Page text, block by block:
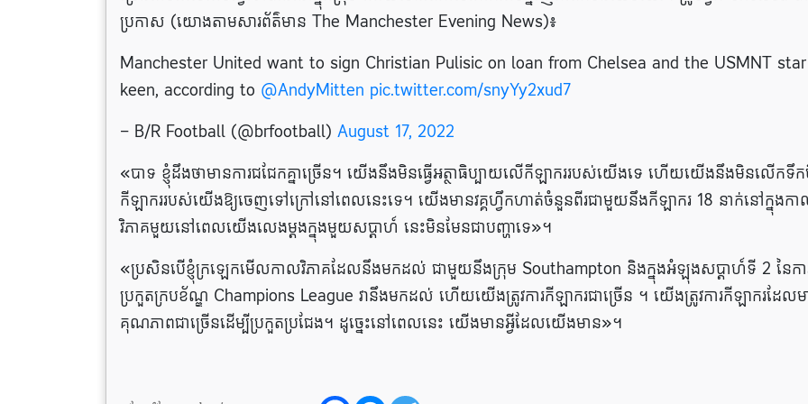
ប្រកាស (យោងតាមសារព័ត៌មាន The Manchester Evening News)៖
Manchester United want to sign Christian Pulisic on loan from Chelsea and the USMNT
keen, according to @AndyMitten pic.twitter.com/snyYy2xud7
— B/R Football (@brfootball) August 17, 2022
«បាទ ខ្ញុំដឹងថាមានការជជែកគ្នាច្រើន។ យើងនឹងមិនធ្វើអត្ថាធិប្បាយលើកីឡាកររបស់យើងទេ ហើយយើងនឹងមិនលើកទឹក
កីឡាកររបស់យើងឱ្យចេញទៅក្រៅនៅពេលនេះទេ។ យើងមានវគ្គហ្វឹកហាត់ចំនួនពីរជាមួយនឹងកីឡាករ 18 នាក់នៅក្នុងក
វិភាគមួយនៅពេលយើងលេងម្តងក្នុងមួយសប្តាហ៍ នេះមិនមែនជាបញ្ហាទេ»។
«ប្រសិនបើខ្ញុំក្រឡេកមើលកាលវិភាគដែលនឹងមកដល់ ជាមួយនឹងក្រុម Southampton និងក្នុងអំឡុងសប្តាហ៍ទី 2 នៃកា
ប្រកួតក្របខ័ណ្ឌ Champions League វានឹងមកដល់ ហើយយើងត្រូវការកីឡាករជាច្រើន ។ យើងត្រូវការកីឡាករដែល
គុណភាពជាច្រើនដើម្បីប្រកួតប្រជែង។ ដូច្នេះ​នៅ​ពេល​នេះ យើង​មាន​អ្វី​ដែល​យើង​មាន»។